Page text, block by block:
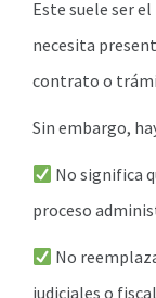
Este suele ser
necesita
contrato o
Sin embargo,
No significa
proceso
No
judiciales o